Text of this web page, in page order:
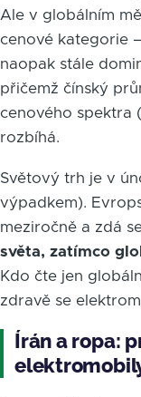
Ale v globálním
cenové kategorie
naopak stále
přičemž čínský
cenového spektra
rozbíhá.
Světový trh je v
výpadkem).
meziročně a zdá
světa, zatímco
Kdo čte jen
zdravě se
Írán a ropa: